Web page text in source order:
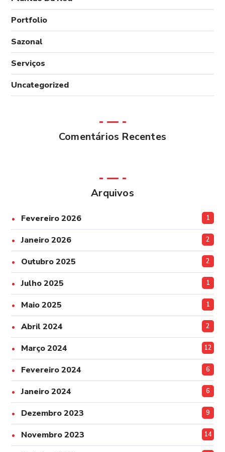
Portfolio
Sazonal
Serviços
Uncategorized
Comentários Recentes
Arquivos
Fevereiro 2026 1
Janeiro 2026 2
Outubro 2025 2
Julho 2025 1
Maio 2025 1
Abril 2024 2
Março 2024 12
Fevereiro 2024 6
Janeiro 2024 6
Dezembro 2023 9
Novembro 2023 14